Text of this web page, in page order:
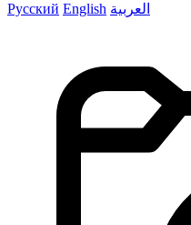
Русский English العربية